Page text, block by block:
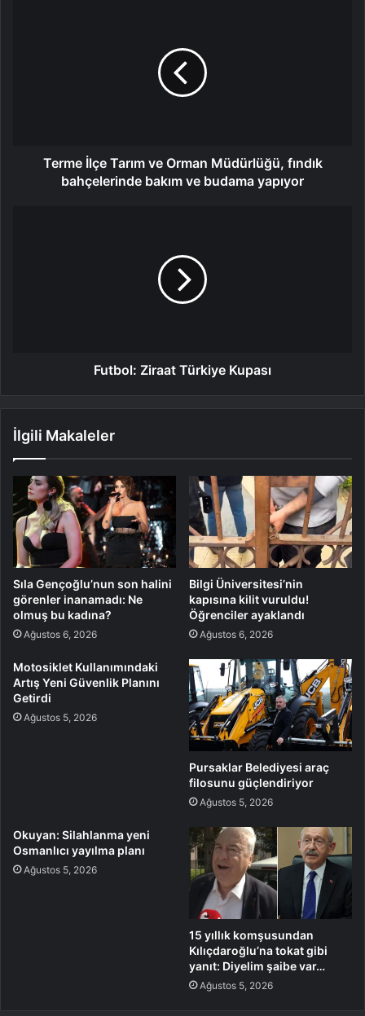
Terme İlçe Tarım ve Orman Müdürlüğü, fındık
bahçelerinde bakım ve budama yapıyor
Futbol: Ziraat Türkiye Kupası
İlgili Makaleler
Sıla Gençoğlu’nun son halini
görenler inanamadı: Ne
olmuş bu kadına?
Ağustos 6, 2026
Bilgi Üniversitesi’nin
kapısına kilit vuruldu!
Öğrenciler ayaklandı
Ağustos 6, 2026
Motosiklet Kullanımındaki
Artış Yeni Güvenlik Planını
Getirdi
Ağustos 5, 2026
Pursaklar Belediyesi araç
filosunu güçlendiriyor
Ağustos 5, 2026
Okuyan: Silahlanma yeni
Osmanlıcı yayılma planı
Ağustos 5, 2026
15 yıllık komşusundan
Kılıçdaroğlu’na tokat gibi
yanıt: Diyelim şaibe var…
Ağustos 5, 2026